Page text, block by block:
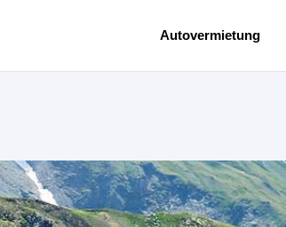
Autovermietung